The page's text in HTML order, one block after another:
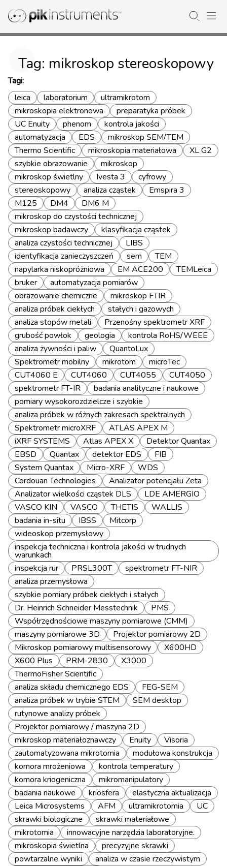
Tag: mikroskop stereoskopowy
Tagi:
leica
laboratorium
ultramikrotom
mikroskopia elektronowa
preparatyka próbek
UC Enuity
phenom
kontrola jakości
automatyzacja
EDS
mikroskop SEM/TEM
Thermo Scientific
mikroskopia materiałowa
XL G2
szybkie obrazowanie
mikroskop
mikroskop świetlny
Ivesta 3
cyfrowy
stereoskopowy
analiza cząstek
Emspira 3
M125
DM4
DM6 M
mikroskop do czystości technicznej
mikroskop badawczy
klasyfikacja cząstek
analiza czystości technicznej
LIBS
identyfikacja zanieczyszczeń
sem
TEM
napylarka niskopróżniowa
EM ACE200
TEMLeica
bruker
automatyzacja pomiarów
obrazowanie chemiczne
mikroskop FTIR
analiza próbek ciekłych
stałych i gazowych
analiza stopów metali
Przenośny spektrometr XRF
grubość powłok
geologia
kontrola RoHS/WEEE
analiza żywności i paliw
QuantoLux
Spektrometr mobilny
mikrotom
microTec
CUT4060 E
CUT4060 CUT4055
CUT4050
spektrometr FT-IR
badania analityczne i naukowe
pomiary wysokorozdzielcze i szybkie
analiza próbek w różnych zakresach spektralnych
Spektrometr microXRF
ATLAS APEX M
iXRF SYSTEMS
Atlas APEX X
Detektor Quantax
EBSD
Quantax detektor EDS
FIB
System Quantax
Micro-XRF
WDS
Cordouan Technologies
Analizator potencjału Zeta
Analizator wielkości cząstek DLS
LDE AMERGIO
VASCO KIN
VASCO THETIS
WALLIS
badania in-situ
IBSS
Mitcorp
wideoskop przemysłowy
inspekcja techniczna i kontrola jakości w trudnych
warunkach
inspekcja rur
PRSL300T
spektrometr FT-NIR
analiza przemysłowa
szybkie pomiary próbek ciekłych i stałych
Dr. Heinrich Schneider Messtechnik
PMS
Współrzędnościowe maszyny pomiarowe (CMM)
maszyny pomiarowe 3D
Projektor pomiarowy 2D
Mikroskop pomiarowy multisensorowy
X600HD
X600 Plus
PRM-2830
X3000
ThermoFisher Scientific
analiza składu chemicznego EDS
FEG-SEM
analiza próbek w trybie STEM
SEM desktop
rutynowe analizy próbek
Projektor pomiarowy / maszyna 2D
mikroskop materiałoznawczy
Enuity
Visoria
zautomatyzowana mikrotomia
modułowa konstrukcja
komora mrożeniowa
kontrola temperatury
komora kriogeniczna
mikromanipulatory
badania naukowe
kriosfera
elastyczna aktualizacja
Leica Microsystems
AFM ultramikrotomia
UC
skrawki biologiczne
skrawki materiałowe
mikrotomia
innowacyjne narzędzia laboratoryjne.
mikroskopia świetlna
precyzyjne skrawki
powtarzalne wyniki
analiza w czasie rzeczywistym